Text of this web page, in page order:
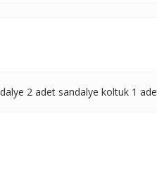
2 adet sandalye koltuk 1